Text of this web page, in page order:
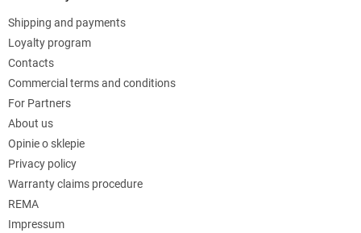
Shipping and payments
Loyalty program
Contacts
Commercial terms and conditions
For Partners
About us
Opinie o sklepie
Privacy policy
Warranty claims procedure
REMA
Impressum